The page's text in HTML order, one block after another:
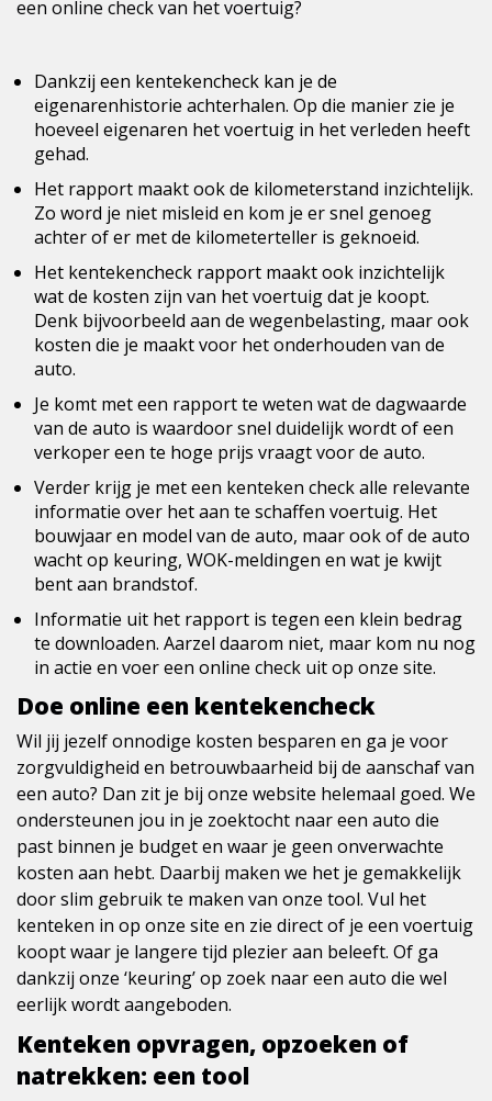
een online check van het voertuig?
Dankzij een kentekencheck kan je de
eigenarenhistorie achterhalen. Op die manier zie je
hoeveel eigenaren het voertuig in het verleden heeft
gehad.
Het rapport maakt ook de kilometerstand inzichtelijk.
Zo word je niet misleid en kom je er snel genoeg
achter of er met de kilometerteller is geknoeid.
Het kentekencheck rapport maakt ook inzichtelijk
wat de kosten zijn van het voertuig dat je koopt.
Denk bijvoorbeeld aan de wegenbelasting, maar ook
kosten die je maakt voor het onderhouden van de
auto.
Je komt met een rapport te weten wat de dagwaarde
van de auto is waardoor snel duidelijk wordt of een
verkoper een te hoge prijs vraagt voor de auto.
Verder krijg je met een kenteken check alle relevante
informatie over het aan te schaffen voertuig. Het
bouwjaar en model van de auto, maar ook of de auto
wacht op keuring, WOK-meldingen en wat je kwijt
bent aan brandstof.
Informatie uit het rapport is tegen een klein bedrag
te downloaden. Aarzel daarom niet, maar kom nu nog
in actie en voer een online check uit op onze site.
Doe online een kentekencheck
Wil jij jezelf onnodige kosten besparen en ga je voor
zorgvuldigheid en betrouwbaarheid bij de aanschaf van
een auto? Dan zit je bij onze website helemaal goed. We
ondersteunen jou in je zoektocht naar een auto die
past binnen je budget en waar je geen onverwachte
kosten aan hebt. Daarbij maken we het je gemakkelijk
door slim gebruik te maken van onze tool. Vul het
kenteken in op onze site en zie direct of je een voertuig
koopt waar je langere tijd plezier aan beleeft. Of ga
dankzij onze ‘keuring’ op zoek naar een auto die wel
eerlijk wordt aangeboden.
Kenteken opvragen, opzoeken of
natrekken: een tool